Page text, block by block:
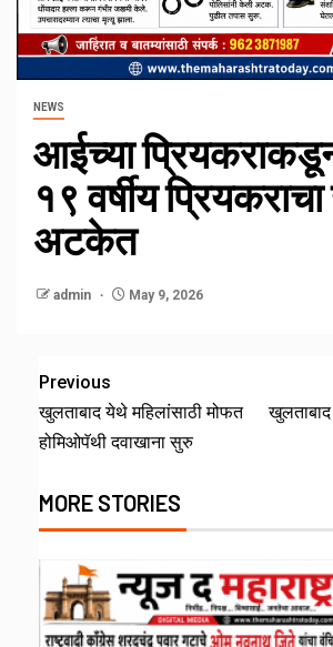
NEWS
आईच्या
१९ वर्षीय
अटकेत
admin May 9, 2026
Previous
खुलताबाद येथे महिलांसाठी मोफत
होमिओपॅथी दवाखाना सुरु
MORE STORIES